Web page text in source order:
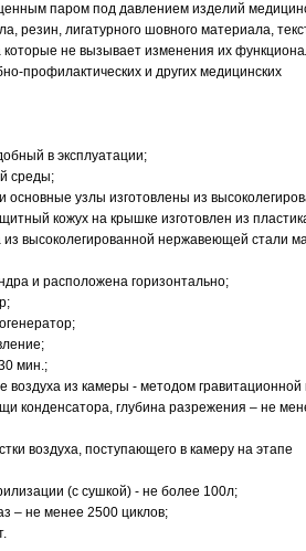
паром под давлением изделий
резин, лигатурного шовного материала,
которые не вызывает изменения их
профилактических и других медицинских
в эксплуатации;
среды;
узлы изготовлены из
кожух на крышке изготовлен из
высоколегированной нержавеющей стали
и расположена горизонтально;
мин.;
из камеры - методом гравитационной
конденсатора, глубина разрежения – не
воздуха, поступающего в камеру на этапе
(с сушкой) - не более 100л;
– не менее 2500 циклов;